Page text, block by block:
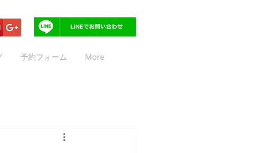
予約フォーム More